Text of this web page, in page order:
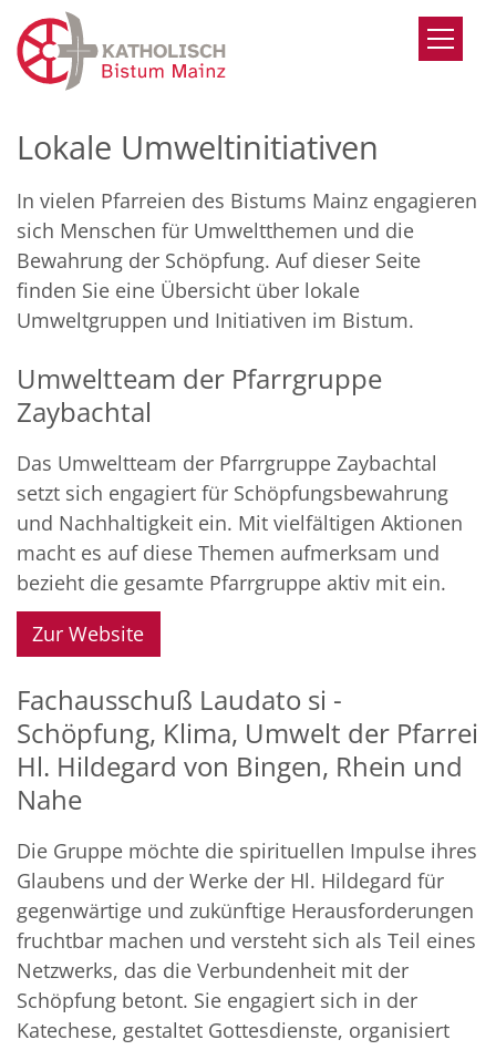
Zum Inhalt springen
Lokale Umweltinitiativen
In vielen Pfarreien des Bistums Mainz engagieren
sich Menschen für Umweltthemen und die
Bewahrung der Schöpfung. Auf dieser Seite
finden Sie eine Übersicht über lokale
Umweltgruppen und Initiativen im Bistum.
Umweltteam der Pfarrgruppe
Zaybachtal
Das Umweltteam der Pfarrgruppe Zaybachtal
setzt sich engagiert für Schöpfungsbewahrung
und Nachhaltigkeit ein. Mit vielfältigen Aktionen
macht es auf diese Themen aufmerksam und
bezieht die gesamte Pfarrgruppe aktiv mit ein.
Zur Website
Fachausschuß Laudato si -
Schöpfung, Klima, Umwelt der Pfarrei
Hl. Hildegard von Bingen, Rhein und
Nahe
Die Gruppe möchte die spirituellen Impulse ihres
Glaubens und der Werke der Hl. Hildegard für
gegenwärtige und zukünftige Herausforderungen
fruchtbar machen und versteht sich als Teil eines
Netzwerks, das die Verbundenheit mit der
Schöpfung betont. Sie engagiert sich in der
Katechese, gestaltet Gottesdienste, organisiert